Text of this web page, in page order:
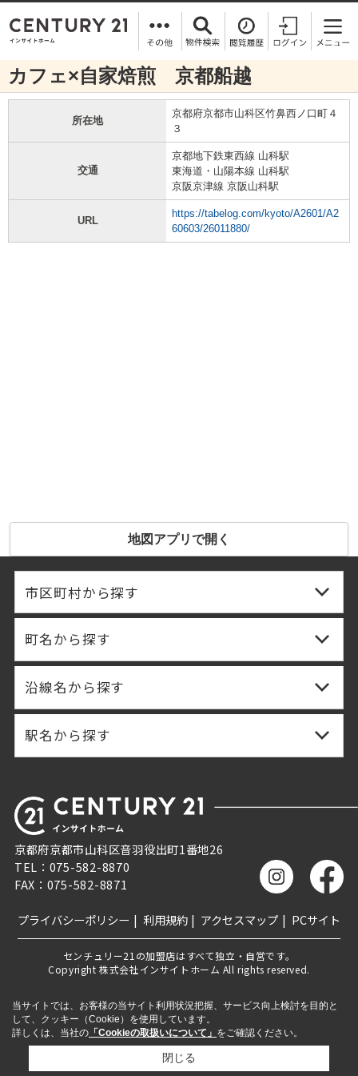
カフェ×自家焙煎 京都船越
所在地
京都府京都市山科区竹鼻西ノ口町４
３
交通
京都地下鉄東西線 山科駅
東海道・山陽本線 山科駅
京阪京津線 京阪山科駅
URL
https://tabelog.com/kyoto/A2601/A2
60603/26011880/
地図アプリで開く
市区町村から探す
町名から探す
沿線名から探す
駅名から探す
京都府京都市山科区音羽役出町1番地26
TEL：075-582-8870
FAX：075-582-8871
プライバシーポリシー 利用規約 アクセスマップ PCサイト
センチュリー21の加盟店はすべて独立・自営です。
Copyright 株式会社インサイトホーム All rights reserved.
当サイトでは、お客様の当サイト利用状況把握、サービス向上検討を目的と
して、クッキー（Cookie）を使用しています。
詳しくは、当社の 「Cookieの取扱いについて」 をご確認ください。
閉じる